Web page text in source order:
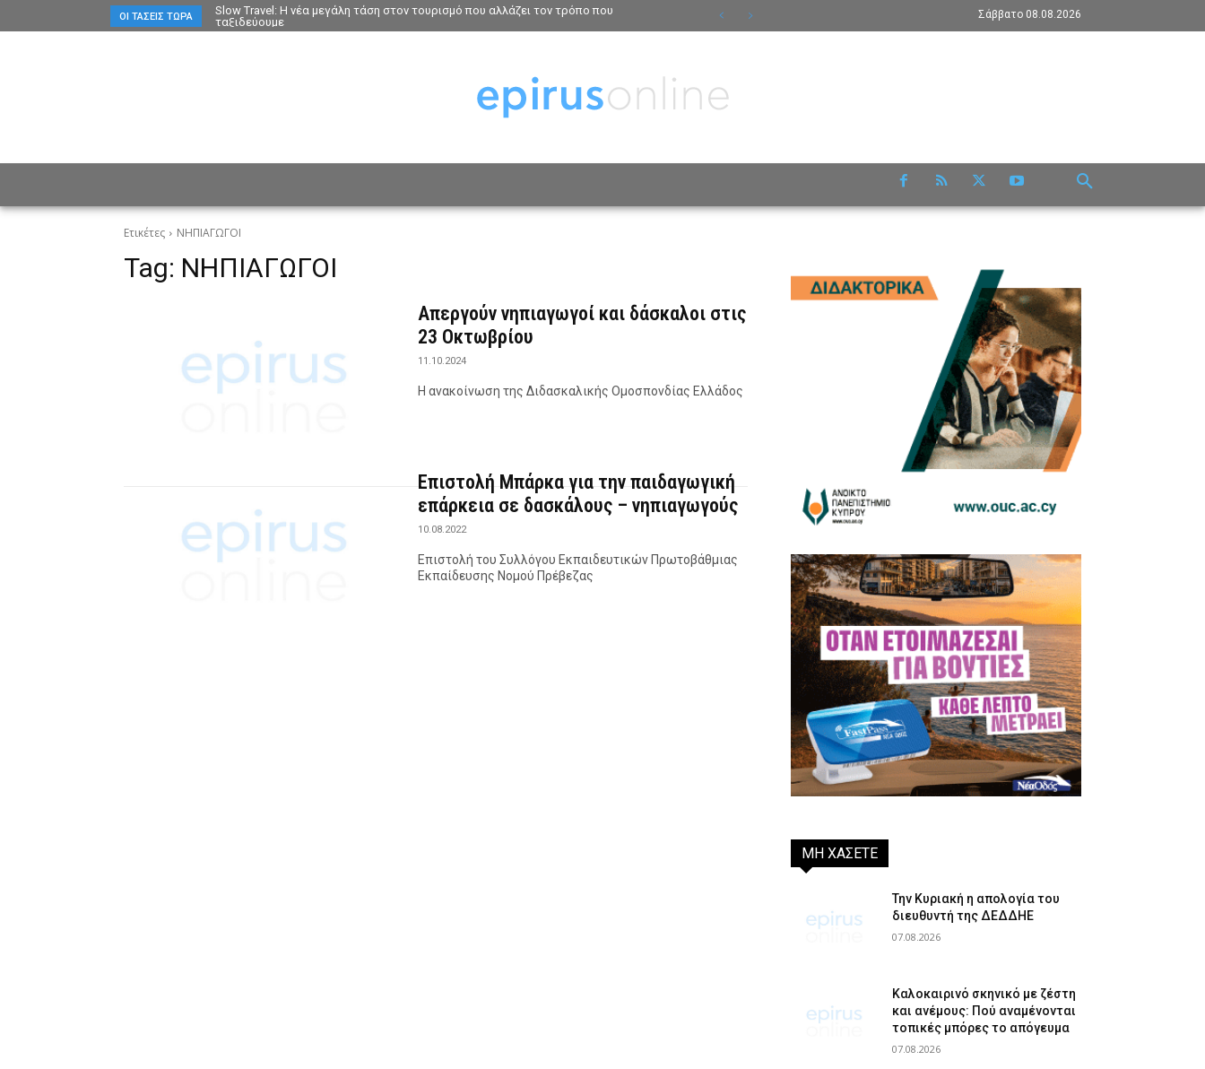
ΟΙ ΤΆΣΕΙΣ ΤΏΡΑ
Slow Travel: Η νέα μεγάλη τάση στον τουρισμό που αλλάζει τον τρόπο που
ταξιδεύουμε
Σάββατο 08.08.2026
Ετικέτες ΝΗΠΙΑΓΩΓΟΙ
Tag: ΝΗΠΙΑΓΩΓΟΙ
Απεργούν νηπιαγωγοί και δάσκαλοι στις
23 Οκτωβρίου
11.10.2024
Η ανακοίνωση της Διδασκαλικής Ομοσπονδίας Ελλάδος
Επιστολή Μπάρκα για την παιδαγωγική
επάρκεια σε δασκάλους – νηπιαγωγούς
10.08.2022
Επιστολή του Συλλόγου Εκπαιδευτικών Πρωτοβάθμιας
Εκπαίδευσης Νομού Πρέβεζας
ΜΗ ΧΑΣΕΤΕ
Την Κυριακή η απολογία του
διευθυντή της ΔΕΔΔΗΕ
07.08.2026
Καλοκαιρινό σκηνικό με ζέστη
και ανέμους: Πού αναμένονται
τοπικές μπόρες το απόγευμα
07.08.2026